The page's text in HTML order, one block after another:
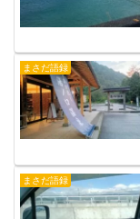
まさだ語録
まさだ語録